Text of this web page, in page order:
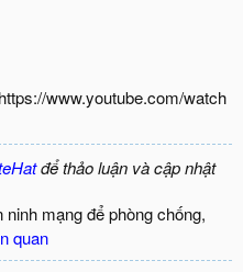
www.youtube.com/watch
để thảo luận và cập nhật
ninh mạng để phòng chống,
quan